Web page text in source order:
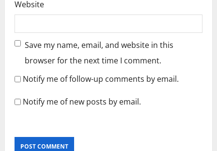
Website
Save my name, email, and website in this
browser for the next time I comment.
Notify me of follow-up comments by email.
Notify me of new posts by email.